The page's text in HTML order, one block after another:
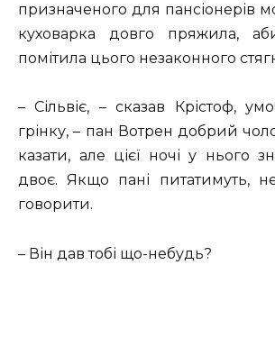
призначеного для пансіонерів
куховарка довго пряжила,
помітила цього незаконного
– Сільвіє, – сказав Крістоф,
грінку, – пан Вотрен добрий
казати, але цієї ночі у нього
двоє. Якщо пані питатимуть,
говорити.
– Він дав тобі що-небудь?